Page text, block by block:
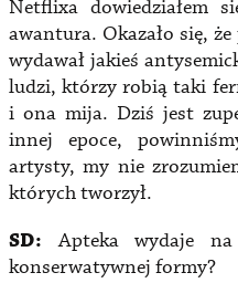
Netflixa dowiedziałem
awantura. Okazało się,
wydawał jakieś
ludzi, którzy robią taki
i ona mija. Dziś jest
innej epoce,
artysty, my nie
których tworzył.
SD: Apteka wydaje
konserwatywnej formy?